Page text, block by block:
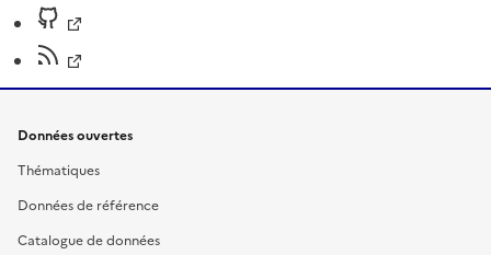
Données ouvertes
Thématiques
Données de référence
Catalogue de données